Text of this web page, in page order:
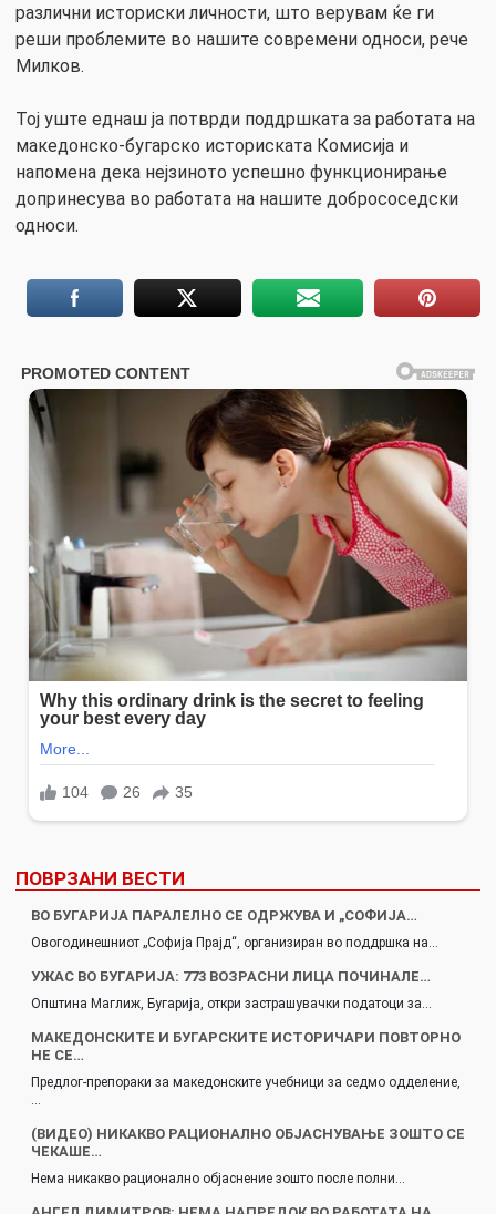
различни историски личности, што верувам ќе ги
реши проблемите во нашите современи односи, рече
Милков.
Тој уште еднаш ја потврди поддршката за работата на
македонско-бугарско историската Комисија и
напомена дека нејзиното успешно функционирање
допринесува во работата на нашите добрососедски
односи.
ПОВРЗАНИ ВЕСТИ
ВО БУГАРИЈА ПАРАЛЕЛНО СЕ ОДРЖУВА И „СОФИЈА…
Овогодинешниот „Софија Прајд“, организиран во поддршка на…
УЖАС ВО БУГАРИЈА: 773 ВОЗРАСНИ ЛИЦА ПОЧИНАЛЕ…
Општина Маглиж, Бугарија, откри застрашувачки податоци за…
МАКЕДОНСКИТЕ И БУГАРСКИТЕ ИСТОРИЧАРИ ПОВТОРНО
НЕ СЕ…
Предлог-препораки за македонските учебници за седмо одделение,
…
(ВИДЕО) НИКАКВО РАЦИОНАЛНО ОБЈАСНУВАЊЕ ЗОШТО СЕ
ЧЕКАШЕ…
Нема никакво рационално објаснение зошто после полни…